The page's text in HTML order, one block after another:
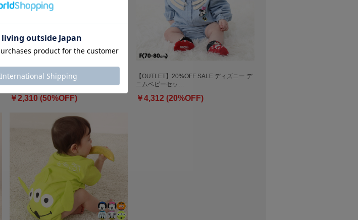
8/6～50%OFF SALE ディズニー トイ・ス
トーリー なりき…
￥2,310 (50%OFF)
【OUTLET】20%OFF SALE ディズニー デ
ニムベビーセッ…
￥4,312 (20%OFF)